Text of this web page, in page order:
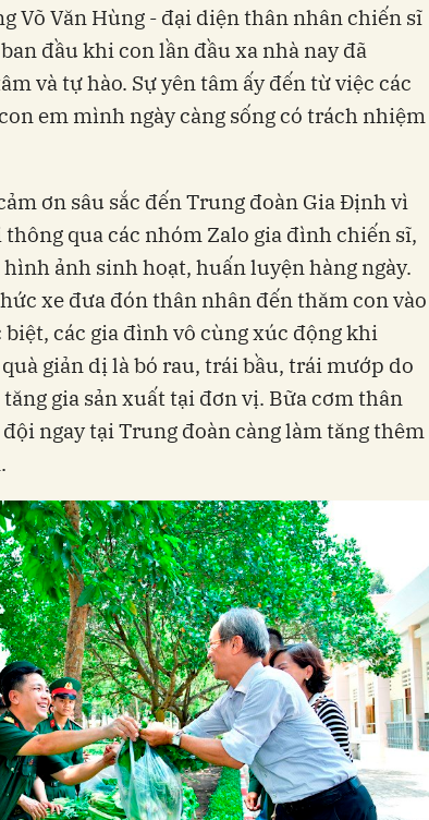
Võ Văn Hùng - đại diện thân nhân chiến sĩ
đầu khi con lần đầu xa nhà nay đã
và tự hào. Sự yên tâm ấy đến từ việc các
em mình ngày càng sống có trách nhiệm
ơn sâu sắc đến Trung đoàn Gia Định vì
qua các nhóm Zalo gia đình chiến sĩ,
ảnh sinh hoạt, huấn luyện hàng ngày.
xe đưa đón thân nhân đến thăm con vào
các gia đình vô cùng xúc động khi
giản dị là bó rau, trái bầu, trái mướp do
gia sản xuất tại đơn vị. Bữa cơm thân
ngay tại Trung đoàn càng làm tăng thêm